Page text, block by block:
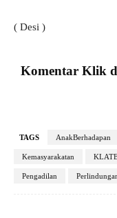
( Desi )
Komentar Klik
TAGS ​AnakBerhadapan
Kemasyarakatan
Pengadilan